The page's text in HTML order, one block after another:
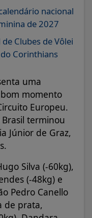
nacional
de 2027
Clubes de Vôlei
Corinthians
uma
momento
Europeu.
terminou
Júnior de Graz,
Silva (-60kg),
(-48kg) e
Pedro Canello
de prata,